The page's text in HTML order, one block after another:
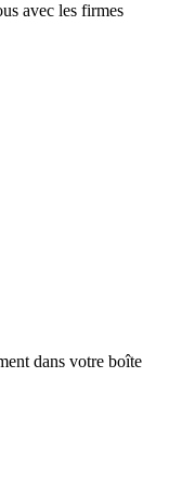
avec les firmes
dans votre boîte